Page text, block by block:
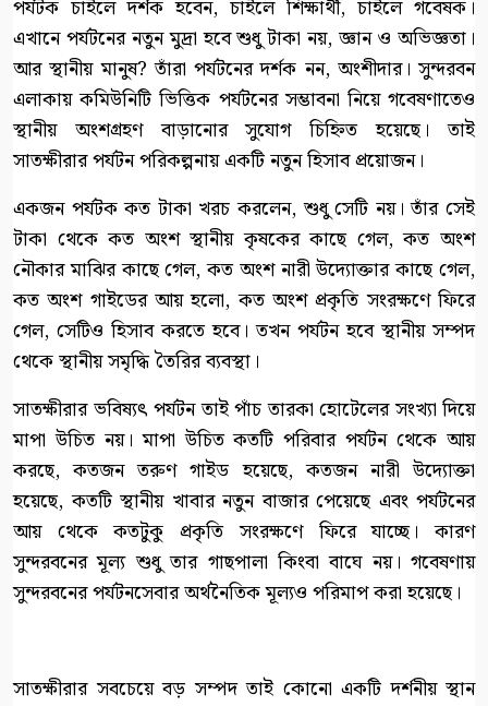
পর্যটক চাইলে দর্শক হবেন, চাইলে শিক্ষার্থী, চাইলে গবেষক।
এখানে পর্যটনের নতুন মুদ্রা হবে শুধু টাকা নয়, জ্ঞান ও অভিজ্ঞতা।
আর স্থানীয় মানুষ? তাঁরা পর্যটনের দর্শক নন, অংশীদার। সুন্দরবন
এলাকায় কমিউনিটি ভিত্তিক পর্যটনের সম্ভাবনা নিয়ে গবেষণাতেও
স্থানীয় অংশগ্রহণ বাড়ানোর সুযোগ চিহ্নিত হয়েছে। তাই
সাতক্ষীরার পর্যটন পরিকল্পনায় একটি নতুন হিসাব প্রয়োজন।
একজন পর্যটক কত টাকা খরচ করলেন, শুধু সেটি নয়। তাঁর সেই
টাকা থেকে কত অংশ স্থানীয় কৃষকের কাছে গেল, কত অংশ
নৌকার মাঝির কাছে গেল, কত অংশ নারী উদ্যোক্তার কাছে গেল,
কত অংশ গাইডের আয় হলো, কত অংশ প্রকৃতি সংরক্ষণে ফিরে
গেল, সেটিও হিসাব করতে হবে। তখন পর্যটন হবে স্থানীয় সম্পদ
থেকে স্থানীয় সমৃদ্ধি তৈরির ব্যবস্থা।
সাতক্ষীরার ভবিষ্যৎ পর্যটন তাই পাঁচ তারকা হোটেলের সংখ্যা দিয়ে
মাপা উচিত নয়। মাপা উচিত কতটি পরিবার পর্যটন থেকে আয়
করছে, কতজন তরুণ গাইড হয়েছে, কতজন নারী উদ্যোক্তা
হয়েছে, কতটি স্থানীয় খাবার নতুন বাজার পেয়েছে এবং পর্যটনের
আয় থেকে কতটুকু প্রকৃতি সংরক্ষণে ফিরে যাচ্ছে। কারণ
সুন্দরবনের মূল্য শুধু তার গাছপালা কিংবা বাঘে নয়। গবেষণায়
সুন্দরবনের পর্যটনসেবার অর্থনৈতিক মূল্যও পরিমাপ করা হয়েছে।
সাতক্ষীরার সবচেয়ে বড় সম্পদ তাই কোনো একটি দর্শনীয় স্থান